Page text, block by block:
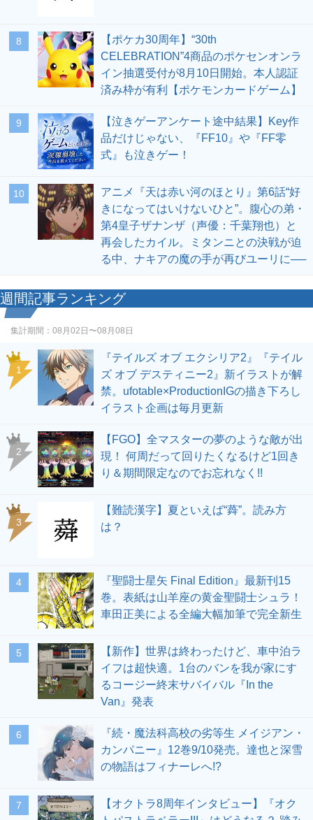
8
【ポケカ30周年】“30th
CELEBRATION”4商品のポケセンオンラ
イン抽選受付が8月10日開始。本人認証
済み枠が有利【ポケモンカードゲーム】
9
【泣きゲーアンケート途中結果】Key作
品だけじゃない、『FF10』や『FF零
式』も泣きゲー！
10
アニメ『天は赤い河のほとり』第6話“好
きになってはいけないひと”。腹心の弟・
第4皇子ザナンザ（声優：千葉翔也）と
再会したカイル。ミタンニとの決戦が迫
る中、ナキアの魔の手が再びユーリに──
週間記事ランキング
集計期間： 08月02日〜08月08日
1
『テイルズ オブ エクシリア2』『テイル
ズ オブ デスティニー2』新イラストが解
禁。ufotable×ProductionIGの描き下ろし
イラスト企画は毎月更新
2
【FGO】全マスターの夢のような敵が出
現！ 何周だって回りたくなるけど1回き
り＆期間限定なのでお忘れなく!!
3
【難読漢字】夏といえば“蕣”。読み方
は？
4
『聖闘士星矢 Final Edition』最新刊15
巻。表紙は山羊座の黄金聖闘士シュラ！
車田正美による全編大幅加筆で完全新生
5
【新作】世界は終わったけど、車中泊ラ
イフは超快適。1台のバンを我が家にす
るコージー終末サバイバル『In the
Van』発表
6
『続・魔法科高校の劣等生 メイジアン・
カンパニー』12巻9/10発売。達也と深雪
の物語はフィナーレへ!?
7
【オクトラ8周年インタビュー】『オク